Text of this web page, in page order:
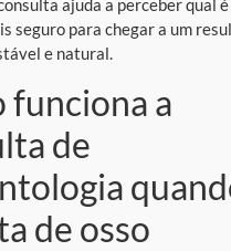
ajuda a perceber qual é
seguro para chegar a um
e natural.
funciona a
de
de osso